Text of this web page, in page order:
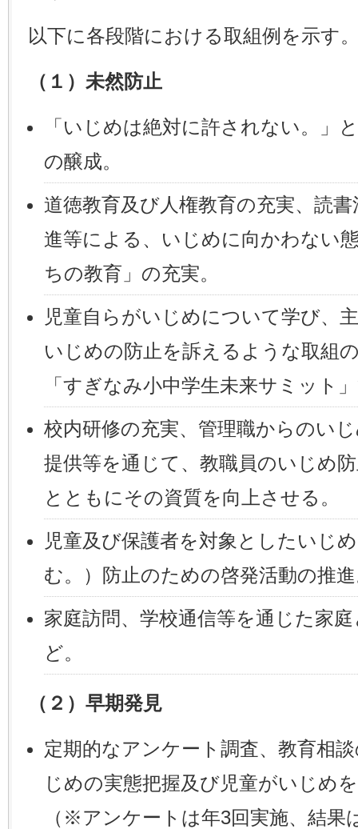
以下に各段階における取組例を示す
（１）未然防止
「いじめは絶対に許されない。」
の醸成。
道徳教育及び人権教育の充実、読
進等による、いじめに向かわない
ちの教育」の充実。
児童自らがいじめについて学び、
いじめの防止を訴えるような取組
「すぎなみ小中学生未来サミット
校内研修の充実、管理職からのい
提供等を通じて、教職員のいじめ
とともにその資質を向上させる。
児童及び保護者を対象としたいじ
む。）防止のための啓発活動の推
家庭訪問、学校通信等を通じた家
ど。
（２）早期発見
定期的なアンケート調査、教育相
じめの実態把握及び児童がいじめ
（※アンケートは年3回実施、結果